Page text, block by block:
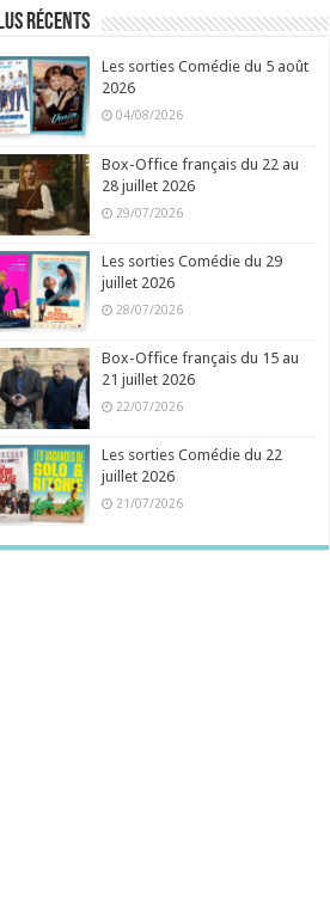
récents
Les sorties Comédie du 5 août
2026
04/08/2026
Box-Office français du 22 au
28 juillet 2026
29/07/2026
Les sorties Comédie du 29
juillet 2026
28/07/2026
Box-Office français du 15 au
21 juillet 2026
22/07/2026
Les sorties Comédie du 22
juillet 2026
21/07/2026